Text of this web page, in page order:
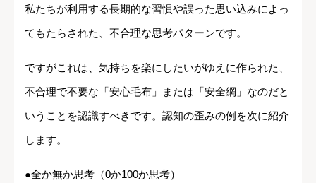
私たちが利用する長期的な習慣や誤った思い込みによっ
てもたらされた、不合理な思考パターンです。
ですがこれは、気持ちを楽にしたいがゆえに作られた、
不合理で不要な「安心毛布」または「安全網」なのだと
いうことを認識すべきです。認知の歪みの例を次に紹介
します。
●全か無か思考（0か100か思考）